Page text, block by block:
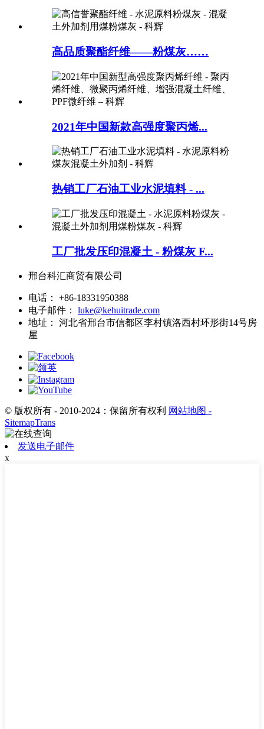
高品质聚酯纤维——粉煤灰……
2021年中国新款高强度聚丙烯...
热销工厂石油工业水泥填料 - ...
工厂批发压印混凝土 - 粉煤灰 F...
邢台科汇商贸有限公司
电话：
+86-18331950388
电子邮件：
luke@kehuitrade.com
地址：
河北省邢台市信都区李村镇洛西村环形街14号房
屋
© 版权所有 - 2010-2024：保留所有权利 网站地图 -
SitemapTrans
发送电子邮件
x